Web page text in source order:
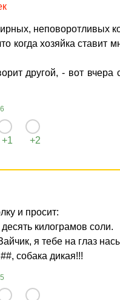
неповоротливых
когда хозяйка
другой, - вот
+1 +2
и просит:
килограмов соли.
я тебе на глаз
собака дикая!!!